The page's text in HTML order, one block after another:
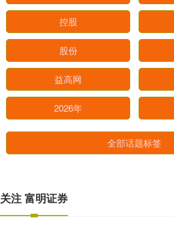
控股
股份
益高网
2026年
全部话题标签
关注 富明证券